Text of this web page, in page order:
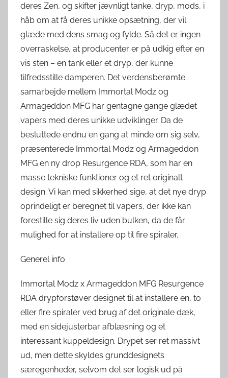
deres Zen, og skifter jævnligt tanke, dryp, mods, i
håb om at få deres unikke opsætning, der vil
glæde med dens smag og fylde. Så det er ingen
overraskelse, at producenter er på udkig efter en
vis sten – en tank eller et dryp, der kunne
tilfredsstille damperen. Det verdensberømte
samarbejde mellem Immortal Modz og
Armageddon MFG har gentagne gange glædet
vapers med deres unikke udviklinger. Da de
besluttede endnu en gang at minde om sig selv,
præsenterede Immortal Modz og Armageddon
MFG en ny drop Resurgence RDA, som har en
masse tekniske funktioner og et ret originalt
design. Vi kan med sikkerhed sige, at det nye dryp
oprindeligt er beregnet til vapers, der ikke kan
forestille sig deres liv uden bulken, da de får
mulighed for at installere op til fire spiraler.
Generel info
Immortal Modz x Armageddon MFG Resurgence
RDA drypforstøver designet til at installere en, to
eller fire spiraler ved brug af det originale dæk,
med en sidejusterbar afblæsning og et
interessant kuppeldesign. Drypet ser ret massivt
ud, men dette skyldes grunddesignets
særegenheder, selvom det ser logisk ud på